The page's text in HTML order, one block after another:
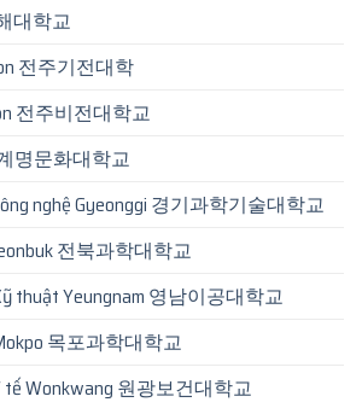
대학교
전주기전대학
전주비전대학교
명문화대학교
nghệ Gyeonggi 경기과학기술대학교
전북과학대학교
thuật Yeungnam 영남이공대학교
목포과학대학교
tế Wonkwang 원광보건대학교